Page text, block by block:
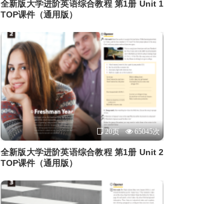
全新版大学进阶英语综合教程 第1册 Unit 1
TOP课件（通用版）
20页 65045次
全新版大学进阶英语综合教程 第1册 Unit 2
TOP课件（通用版）